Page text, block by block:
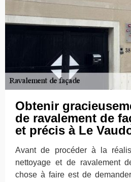
Obtenir
de ravalement de
et précis à Le
Avant de procéder à la
nettoyage et de ravalement
chose à faire est de